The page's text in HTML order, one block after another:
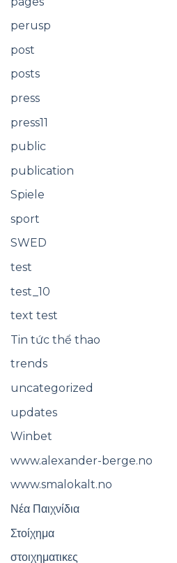
perusp
post
posts
press
press11
public
publication
Spiele
sport
SWED
test
test_10
text test
Tin tức thể thao
trends
uncategorized
updates
Winbet
www.alexander-berge.no
www.smalokalt.no
Νέα Παιχνίδια
Στοίχημα
στοιχηματικες